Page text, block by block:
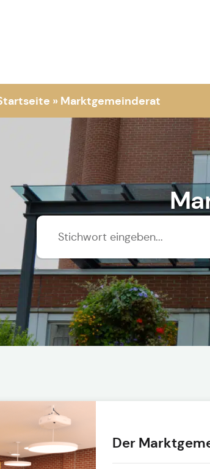
» Marktgemeinderat
Der